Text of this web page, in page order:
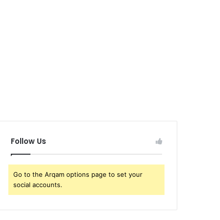
Follow Us
Go to the Arqam options page to set your
social accounts.